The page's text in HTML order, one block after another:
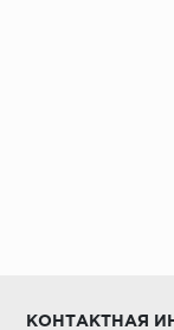
КОНТАКТНАЯ